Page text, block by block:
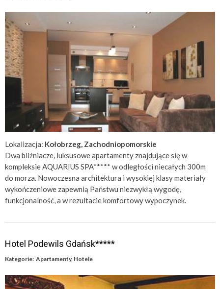
Lokalizacja: Kołobrzeg, Zachodniopomorskie
Dwa bliźniacze, luksusowe apartamenty znajdujące się w
kompleksie AQUARIUS SPA***** w odległości niecałych 300m
do morza. Nowoczesna architektura i wysokiej klasy materiały
wykończeniowe zapewnią Państwu niezwykłą wygodę,
funkcjonalność, a w rezultacie komfortowy wypoczynek.
Hotel Podewils Gdańsk*****
Kategorie: Apartamenty, Hotele